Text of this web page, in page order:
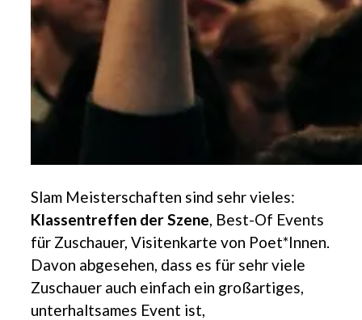
Slam Meisterschaften sind sehr vieles:
Klassentreffen der Szene, Best-Of Events
für Zuschauer, Visitenkarte von Poet*Innen.
Davon abgesehen, dass es für sehr viele
Zuschauer auch einfach ein großartiges,
unterhaltsames Event ist,